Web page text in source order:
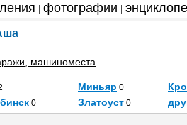
фотографии
машиноместа
Миньяр 0
0 Златоуст 0